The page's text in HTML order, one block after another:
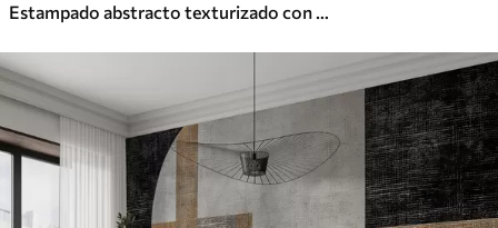
Estampado abstracto texturizado con formas geométricas, círculos y arcos y plantas negras y verdes sobre fondo blanco